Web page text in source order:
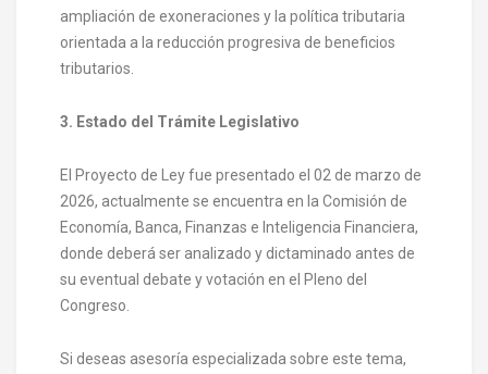
ampliación de exoneraciones y la política tributaria
orientada a la reducción progresiva de beneficios
tributarios.
3. Estado del Trámite Legislativo
El Proyecto de Ley fue presentado el 02 de marzo de
2026, actualmente se encuentra en la Comisión de
Economía, Banca, Finanzas e Inteligencia Financiera,
donde deberá ser analizado y dictaminado antes de
su eventual debate y votación en el Pleno del
Congreso.
Si deseas asesoría especializada sobre este tema,